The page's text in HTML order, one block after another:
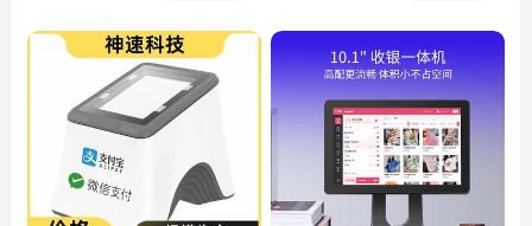
便利店收银系统